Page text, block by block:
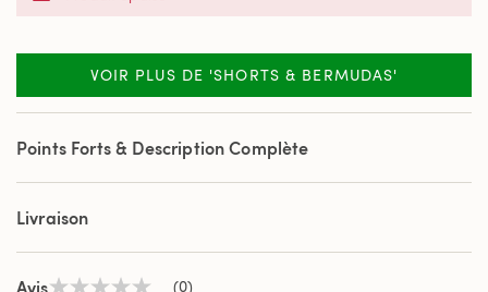
la
VOIR PLUS DE 'SHORTS & BERMUDAS'
Points Forts & Description Complète
Livraison
(0)